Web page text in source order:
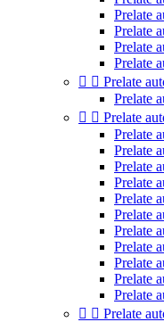
Prelate
Prelate
Prelate
Prelate
  Prelate
Prelate
  Prelate
Prelate
Prelate
Prelate
Prelate
Prelate
Prelate
Prelate
Prelate
Prelate
Prelate
Prelate
  Prelate